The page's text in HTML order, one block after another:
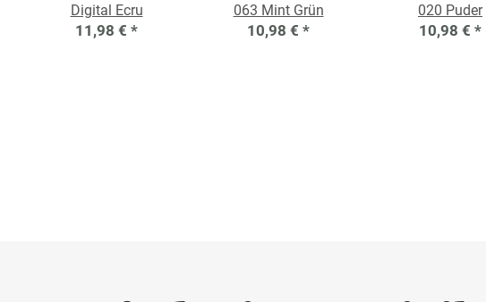
Digital Ecru
11,98 € *
063 Mint Grün
10,98 € *
020 Puder
10,98 € *